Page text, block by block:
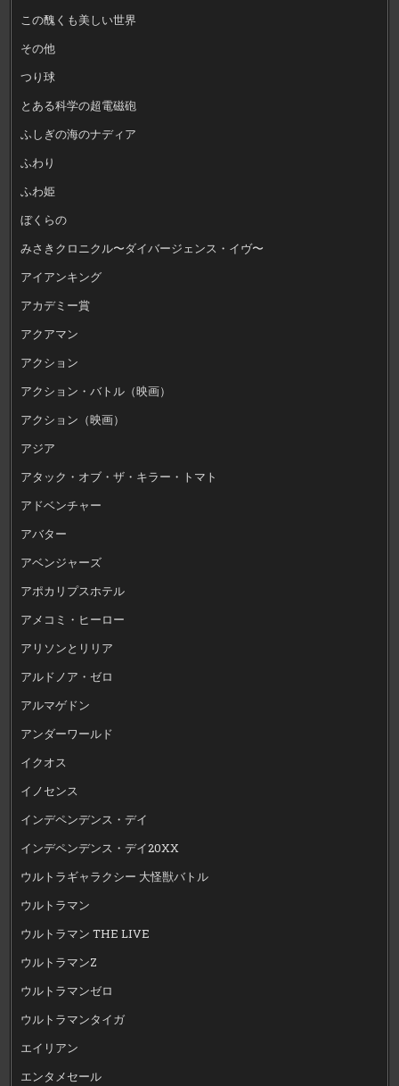
この醜くも美しい世界
その他
つり球
とある科学の超電磁砲
ふしぎの海のナディア
ふわり
ふわ姫
ぼくらの
みさきクロニクル〜ダイバージェンス・イヴ〜
アイアンキング
アカデミー賞
アクアマン
アクション
アクション・バトル（映画）
アクション（映画）
アジア
アタック・オブ・ザ・キラー・トマト
アドベンチャー
アバター
アベンジャーズ
アポカリプスホテル
アメコミ・ヒーロー
アリソンとリリア
アルドノア・ゼロ
アルマゲドン
アンダーワールド
イクオス
イノセンス
インデペンデンス・デイ
インデペンデンス・デイ20XX
ウルトラギャラクシー 大怪獣バトル
ウルトラマン
ウルトラマン THE LIVE
ウルトラマンZ
ウルトラマンゼロ
ウルトラマンタイガ
エイリアン
エンタメセール